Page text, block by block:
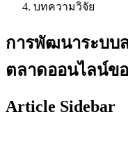
บทความวิจัย
การพัฒนาระบบ
ตลาดออนไลน์ข
Article Sidebar